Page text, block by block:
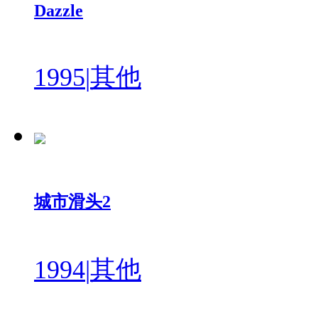
Dazzle
1995|其他
城市滑头2
1994|其他